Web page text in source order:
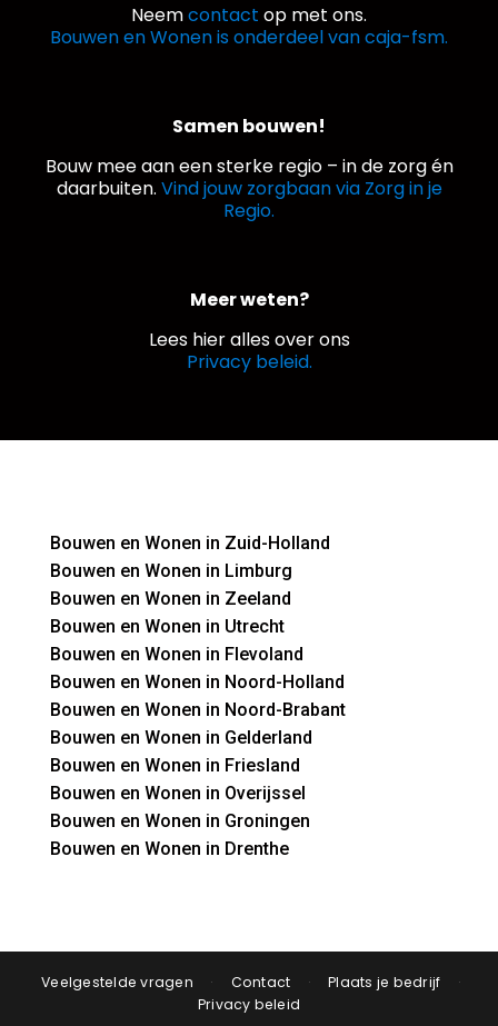
Neemcontact op met ons.
Bouwen en Wonen is onderdeel van caja-fsm.
Samen bouwen!
Bouw mee aan een sterke regio – in de zorg én
daarbuiten. Vind jouw zorgbaan via Zorg in je
Regio.
Meer weten?
Lees hier alles over ons
Privacy beleid.
Bouwen en Wonen in Zuid-Holland
Bouwen en Wonen in Limburg
Bouwen en Wonen in Zeeland
Bouwen en Wonen in Utrecht
Bouwen en Wonen in Flevoland
Bouwen en Wonen in Noord-Holland
Bouwen en Wonen in Noord-Brabant
Bouwen en Wonen in Gelderland
Bouwen en Wonen in Friesland
Bouwen en Wonen in Overijssel
Bouwen en Wonen in Groningen
Bouwen en Wonen in Drenthe
Veelgestelde vragen · Contact · Plaats je bedrijf
·
Privacy beleid